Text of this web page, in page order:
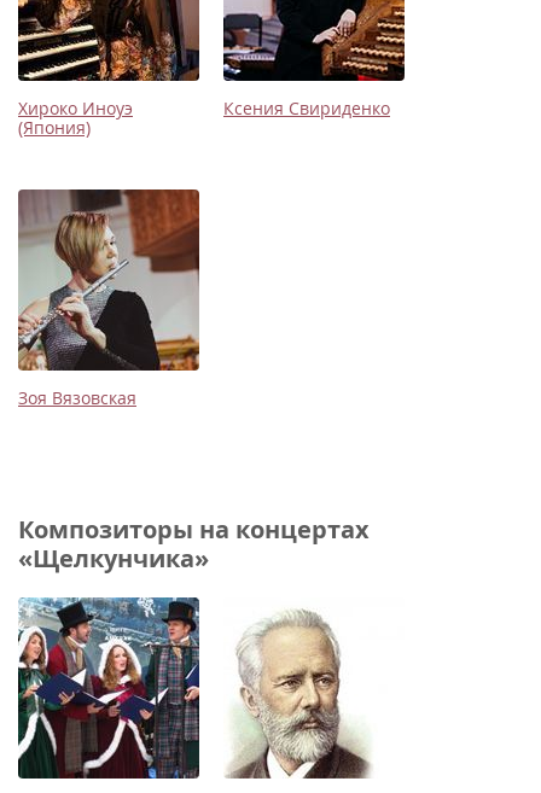
Хироко Иноуэ
(Япония)
Ксения Свириденко
Зоя Вязовская
Композиторы на концертах
«Щелкунчика»